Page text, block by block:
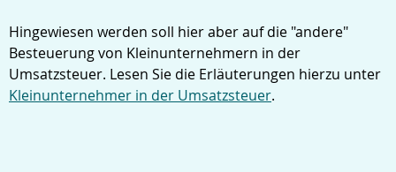
Hingewiesen werden soll hier aber auf die "andere"
Besteuerung von Kleinunternehmern in der
Umsatzsteuer. Lesen Sie die Erläuterungen hierzu unter
Kleinunternehmer in der Umsatzsteuer.